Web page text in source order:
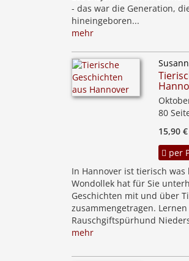
- das war die Generation,
hineingeboren...
mehr
80
15,90 €
per
In Hannover ist tierisch was
Wondollek hat für Sie
Geschichten mit und über
zusammengetragen.
Rauschgiftspürhund
mehr